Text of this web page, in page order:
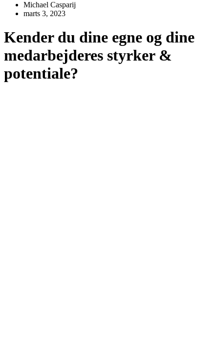
Michael Casparij
marts 3, 2023
Kender du dine egne og dine
medarbejderes styrker &
potentiale?